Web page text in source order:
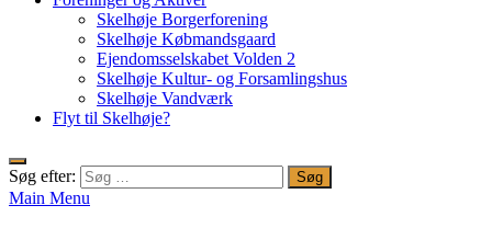
Skelhøje Borgerforening
Skelhøje Købmandsgaard
Ejendomsselskabet Volden 2
Skelhøje Kultur- og Forsamlingshus
Skelhøje Vandværk
Flyt til Skelhøje?
Søg efter:
Main Menu